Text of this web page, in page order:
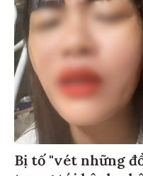
Bị tố "vét những